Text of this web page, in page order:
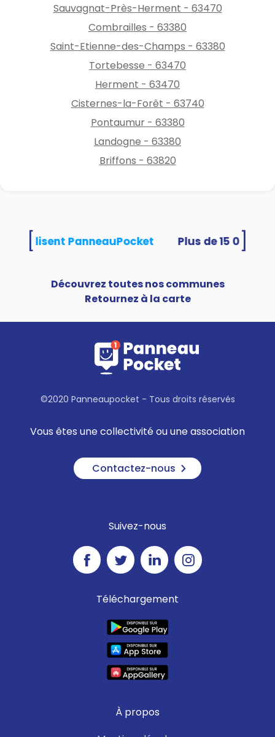
Sauvagnat-Près-Herment - 63470
Combrailles - 63380
Saint-Etienne-des-Champs - 63380
Tortebesse - 63470
Herment - 63470
Cisternes-la-Forêt - 63740
Pontaumur - 63380
Landogne - 63380
Briffons - 63820
utilisent PanneauPocket
Découvrez toutes nos communes
Retournez à la carte
©2020 Panneaupocket - Tous droits réservés
Vous êtes une collectivité ou une association
Contactez-nous
Suivez-nous
Téléchargement
À propos